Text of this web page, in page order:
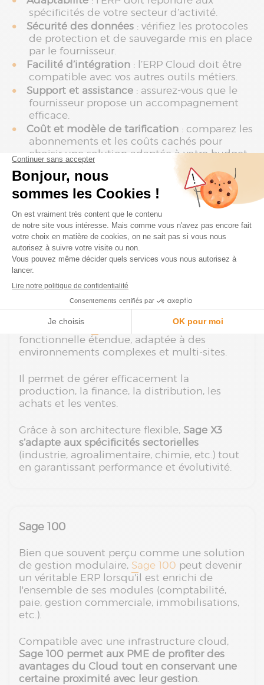
spécificités de votre secteur d’activité.
Sécurité des données : vérifiez les protocoles
de protection et de sauvegarde mis en place
par le fournisseur.
Facilité d’intégration : l’ERP Cloud doit être
compatible avec vos autres outils métiers.
Support et assistance : assurez-vous que le
fournisseur propose un accompagnement
efficace.
Coût et modèle de tarification : comparez les
abonnements et les coûts cachés pour
choisir une solution adaptée à votre budget.
Solutions ERP Cloud populaires
Trois solutions ERP Cloud se distinguent
particulièrement pour les entreprises souhaitant
bénéficier d’une gestion intégrée, moderne et
évolutive :
Sage X3
intermédiaire,
offre une couverture
fonctionnelle étendue, adaptée à des
environnements complexes et multi-sites.
Il permet de gérer efficacement la
production, la finance, la distribution, les
achats et les ventes.
Grâce à son architecture flexible, Sage X3
s’adapte aux spécificités sectorielles
(industrie, agroalimentaire, chimie, etc.) tout
en garantissant performance et évolutivité.
Sage 100
Bien que souvent perçu comme une solution
de gestion modulaire, Sage 100 peut devenir
un véritable ERP lorsqu'il est enrichi de
l'ensemble de ses modules (comptabilité,
paie, gestion commerciale, immobilisations,
etc.).
Compatible avec une infrastructure cloud,
Sage 100 permet aux PME de profiter des
avantages du Cloud tout en conservant une
certaine proximité avec leur gestion.